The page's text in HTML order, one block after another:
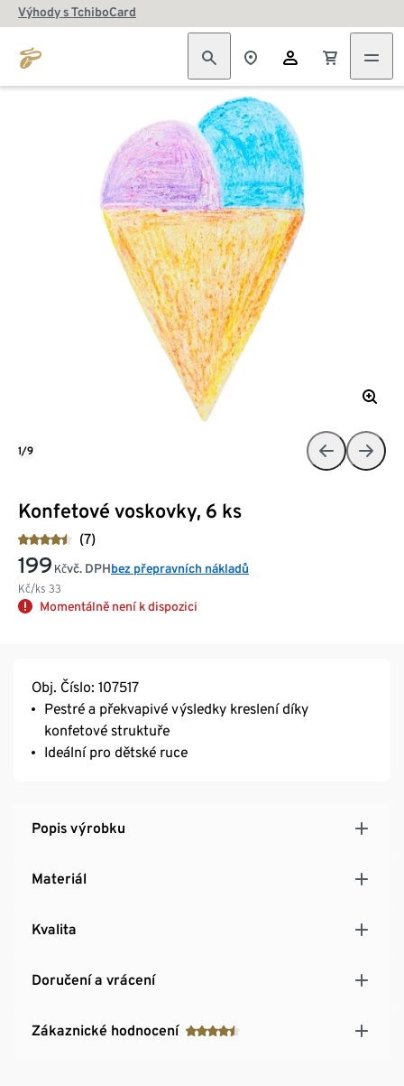
Výhody s TchiboCard
Konfetové voskovky, 6 ks
(7)
199 Kč
Kč/ks 33
vč. DPHbez přepravních nákladů
Momentálně není k dispozici
1/9
Obj. Číslo: 107517
Pestré a překvapivé výsledky kreslení díky
konfetové struktuře
Ideální pro dětské ruce
Popis výrobku
Materiál
Kvalita
Doručení a vrácení
Zákaznické hodnocení